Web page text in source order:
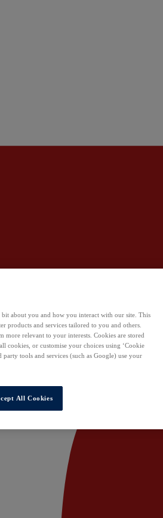
bit about you and how you interact with our site. This
products and services tailored to you and others.
more relevant to your interests. Cookies are stored
cookies, or customise your choices using ‘Cookie
tools and services (such as Google) use your
All Cookies